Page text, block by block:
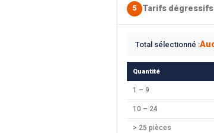
5 Tarifs dégressifs
Total sélectionné :
Quantité
1 – 9
10 – 24
> 25 pièces